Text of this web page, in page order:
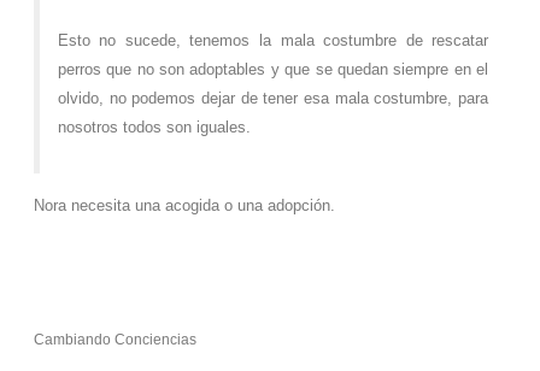
Esto no sucede, tenemos la mala costumbre de rescatar
perros que no son adoptables y que se quedan siempre en el
olvido, no podemos dejar de tener esa mala costumbre, para
nosotros todos son iguales.
Nora necesita una acogida o una adopción.
Cambiando Conciencias